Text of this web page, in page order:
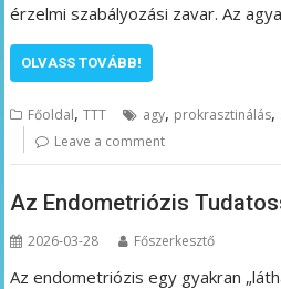
érzelmi szabályozási zavar. Az
OLVASS TOVÁBB!
Főoldal,TTT agy, prokrasztinálás,
Leave a comment
Az Endometriózis
2026-03-28 Főszerkesztő
Az endometriózis egy gyakran